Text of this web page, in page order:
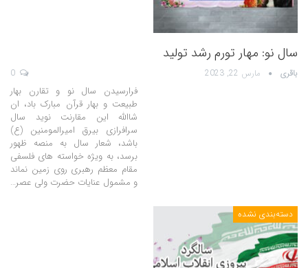
سال نو: مهار تورم رشد تولید
باقری مارس 22, 2023
فرارسیدن سال نو و تقارن بهار
طبیعت و بهار قرآن مبارک باد، ان
شاالله این مقارنت نوید سال
سرافرازی بیرق امیرالمومنین (ع)
باشد، شعار سال به منصه ظهور
برسد، به ویژه خواسته های فلسفی
مقام معظم رهبری روی زمین نماند
و مشمول عنایات حضرت ولی عصر…
دسته‌بندی نشده